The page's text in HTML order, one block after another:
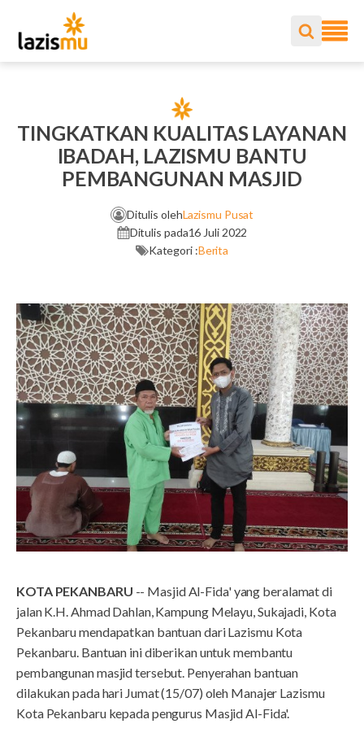
TINGKATKAN KUALITAS LAYANAN
IBADAH, LAZISMU BANTU
PEMBANGUNAN MASJID
Ditulis olehLazismu Pusat
Ditulis pada16 Juli 2022
Kategori :Berita
KOTA PEKANBARU -- Masjid Al-Fida' yang beralamat di
jalan K.H. Ahmad Dahlan, Kampung Melayu, Sukajadi, Kota
Pekanbaru mendapatkan bantuan dari Lazismu Kota
Pekanbaru. Bantuan ini diberikan untuk membantu
pembangunan masjid tersebut. Penyerahan bantuan
dilakukan pada hari Jumat (15/07) oleh Manajer Lazismu
Kota Pekanbaru kepada pengurus Masjid Al-Fida'.